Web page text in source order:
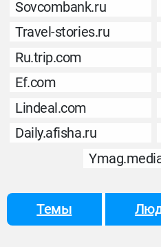
Sovcombank.ru
Travel-stories.ru
Ru.trip.com
Ef.com
Lindeal.com
Daily.afisha.ru
Темы